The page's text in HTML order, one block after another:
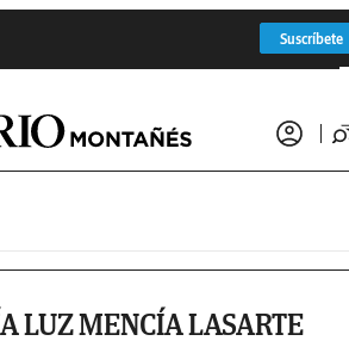
Suscríbete
LUZ MENCÍA LASARTE